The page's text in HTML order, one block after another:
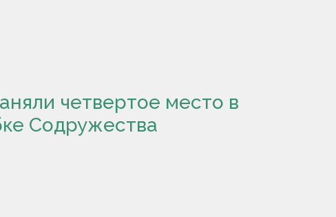
четвертое место в
Содружества